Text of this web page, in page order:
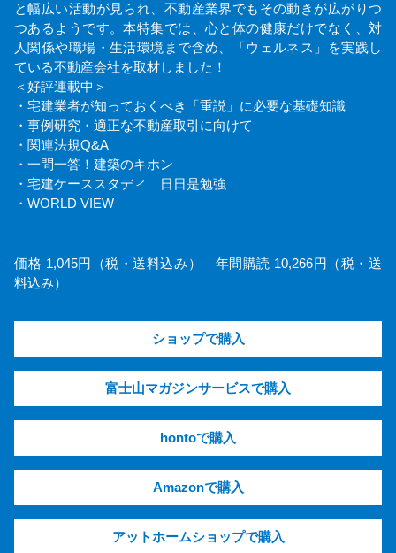
と幅広い活動が見られ、不動産業界でもその動きが広がりつ
つあるようです。本特集では、心と体の健康だけでなく、対
人関係や職場・生活環境まで含め、「ウェルネス」を実践し
ている不動産会社を取材しました！
＜好評連載中＞
・宅建業者が知っておくべき「重説」に必要な基礎知識
・事例研究・適正な不動産取引に向けて
・関連法規Q&A
・一問一答！建築のキホン
・宅建ケーススタディ 日日是勉強
・WORLD VIEW
価格 1,045円（税・送料込み） 年間購読 10,266円（税・送
料込み）
ショップで購入
富士山マガジンサービスで購入
hontoで購入
Amazonで購入
アットホームショップで購入